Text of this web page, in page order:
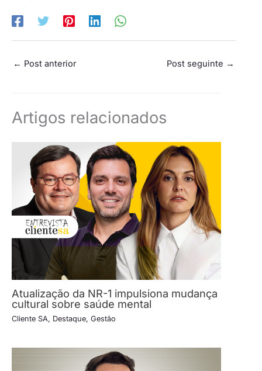
← Post anterior Post seguinte →
Artigos relacionados
Atualização da NR-1 impulsiona mudança
cultural sobre saúde mental
Cliente SA, Destaque, Gestão